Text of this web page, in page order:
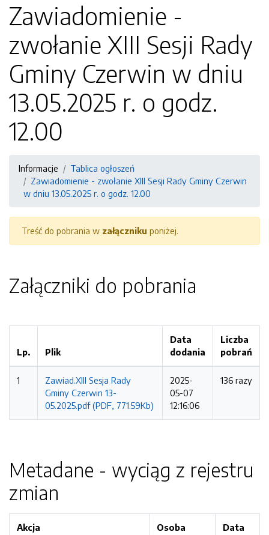
Zawiadomienie -
zwołanie XIII Sesji Rady
Gminy Czerwin w dniu
13.05.2025 r. o godz.
12.00
Informacje
Tablica ogłoszeń
Zawiadomienie - zwołanie XIII Sesji Rady Gminy Czerwin
w dniu 13.05.2025 r. o godz. 12.00
Treść do pobrania w załączniku poniżej.
Załączniki do pobrania
Lp. Plik
Data
dodania
Liczba
pobrań
1
Zawiad.XIII Sesja Rady
Gminy Czerwin 13-
05.2025.pdf (PDF, 771.59Kb)
2025-
05-07
12:16:06
136 razy
Metadane - wyciąg z rejestru
zmian
Akcja Osoba Data